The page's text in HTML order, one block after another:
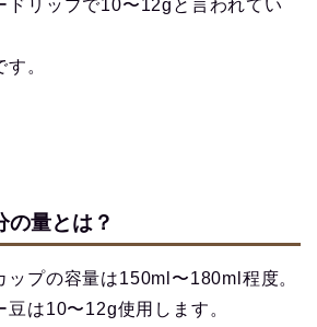
ドリップで10〜12gと言われてい
。
の量とは？
ップの容量は150ml〜180ml程度。
豆は10〜12g使用します。